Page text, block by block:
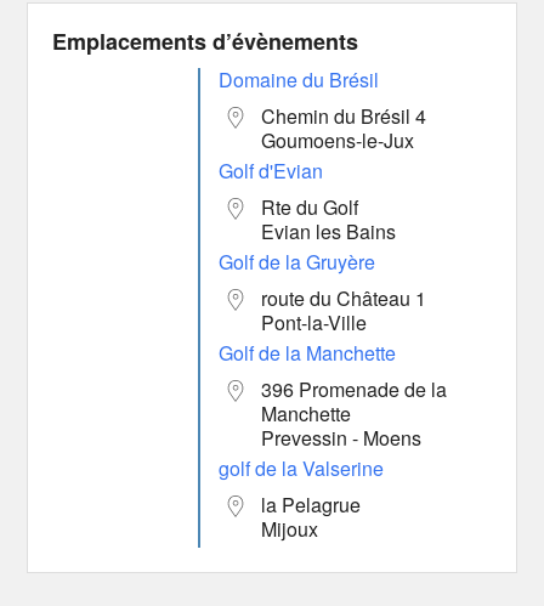
Emplacements d’évènements
Domaine du Brésil
Chemin du Brésil 4
Goumoens-le-Jux
Golf d'Evian
Rte du Golf
Evian les Bains
Golf de la Gruyère
route du Château 1
Pont-la-Ville
Golf de la Manchette
396 Promenade de la
Manchette
Prevessin - Moens
golf de la Valserine
la Pelagrue
Mijoux